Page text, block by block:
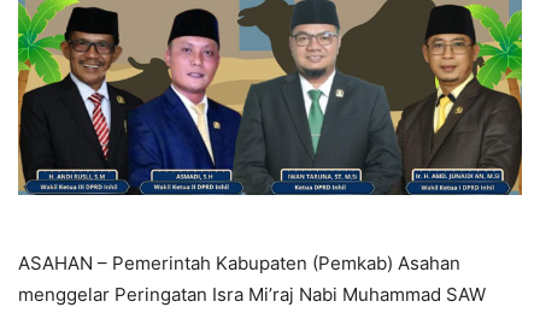
ASAHAN – Pemerintah Kabupaten (Pemkab) Asahan
menggelar Peringatan Isra Mi’raj Nabi Muhammad SAW